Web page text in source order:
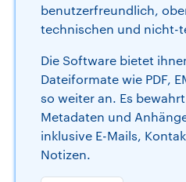
benutzerfreundlich,
technischen und nicht-
Die Software bietet
Dateiformate wie PDF,
so weiter an. Es
Metadaten und
inklusive E-Mails,
Notizen.